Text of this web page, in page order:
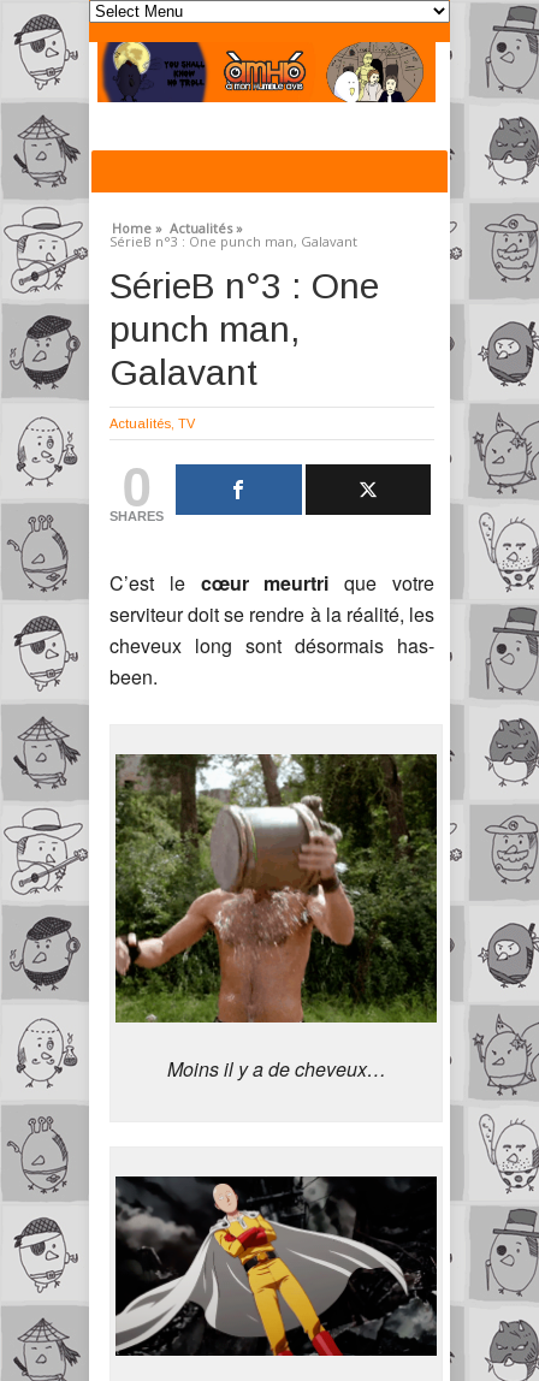
Home » Actualités »
SérieB n°3 : One punch man, Galavant
SérieB n°3 : One
punch man,
Galavant
Actualités TV
0
SHARES
C’est le cœur meurtri que votre
serviteur doit se rendre à la réalité, les
cheveux long sont désormais has-
been.
Moins il y a de cheveux…